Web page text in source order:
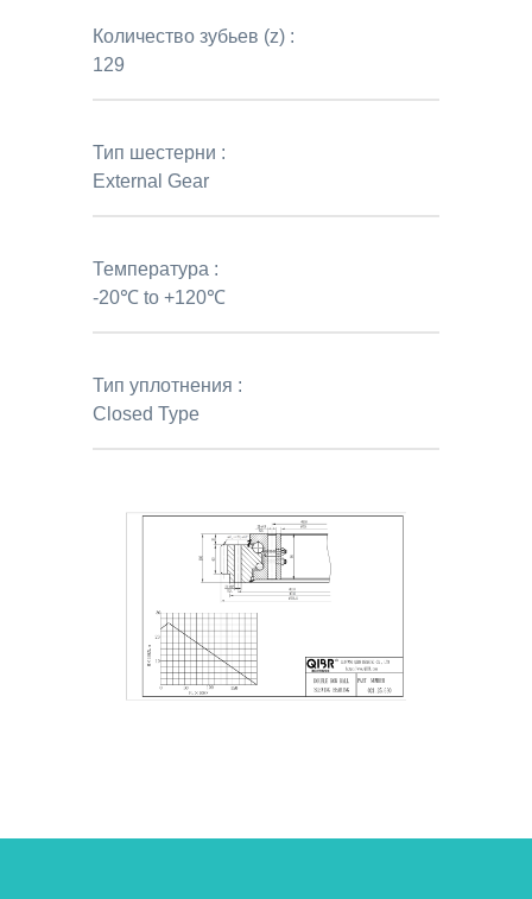
Количество зубьев (z) :
129
Тип шестерни :
External Gear
Температура :
-20℃ to +120℃
Тип уплотнения :
Closed Type